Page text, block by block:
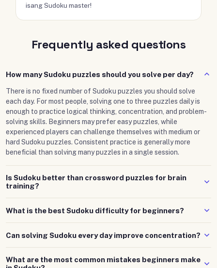
isang Sudoku master!
Frequently asked questions
How many Sudoku puzzles should you solve per day?
There is no fixed number of Sudoku puzzles you should solve
each day. For most people, solving one to three puzzles daily is
enough to practice logical thinking, concentration, and problem-
solving skills. Beginners may prefer easy puzzles, while
experienced players can challenge themselves with medium or
hard Sudoku puzzles. Consistent practice is generally more
beneficial than solving many puzzles in a single session.
Is Sudoku better than crossword puzzles for brain
training?
Sudoku focuses on logic, pattern recognition, and analytical
thinking, while crossword puzzles emphasise vocabulary,
language, and memory recall. Many people enjoy both because
What is the best Sudoku difficulty for beginners?
beginners because they introduce the basic rules and solving
techniques without overwhelming complexity. Once players
become comfortable identifying patterns and placing numbers
Can solving Sudoku every day improve concentration?
focused because the puzzle requires sustained attention, logical
What are the most common mistakes beginners make